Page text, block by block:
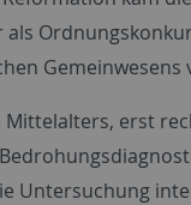
Gemeinwesens
erst
Untersuchung